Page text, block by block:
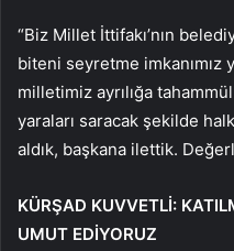
“Biz Millet İttifakı’nın
biteni seyretme imkanımız
milletimiz ayrılığa
yaraları saracak şekilde
aldık, başkana ilettik.
KÜRŞAD KUVVETLİ:
UMUT EDİYORUZ